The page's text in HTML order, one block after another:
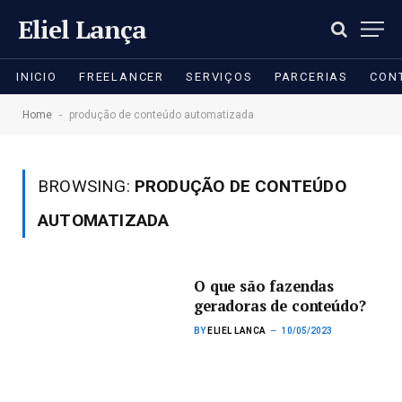
Eliel Lança
INICIO FREELANCER SERVIÇOS PARCERIAS
Home - produção de conteúdo automatizada
BROWSING: PRODUÇÃO DE CONTEÚDO
AUTOMATIZADA
O que são fazendas
geradoras de conteúdo?
BY ELIEL LANCA 10/05/2023